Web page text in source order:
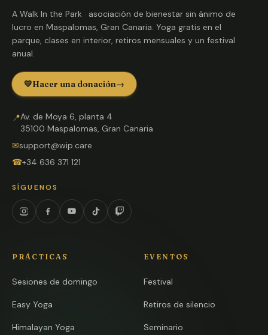
A Walk In the Park · asociación de bienestar sin ánimo de
lucro en Maspalomas, Gran Canaria. Yoga gratis en el
parque, clases en interior, retiros mensuales y un festival
anual.
💛Hacer una donación→
📍Av. de Moya 6, planta 4
35100 Maspalomas, Gran Canaria
✉support@wip.care
☎+34 636 371 121
SÍGUENOS
InstagramFacebookYouTubeTikTokTwitch
PRÁCTICAS
Sesiones de domingo
Easy Yoga
Himalayan Yoga
EVENTOS
Festival
Retiros de silencio
Seminario